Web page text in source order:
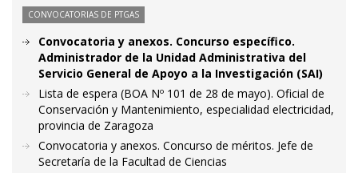
CONVOCATORIAS DE PTGAS
Convocatoria y anexos. Concurso específico.
Administrador de la Unidad Administrativa del
Servicio General de Apoyo a la Investigación (SAI)
Lista de espera (BOA Nº 101 de 28 de mayo). Oficial de
Conservación y Mantenimiento, especialidad electricidad,
provincia de Zaragoza
Convocatoria y anexos. Concurso de méritos. Jefe de
Secretaría de la Facultad de Ciencias